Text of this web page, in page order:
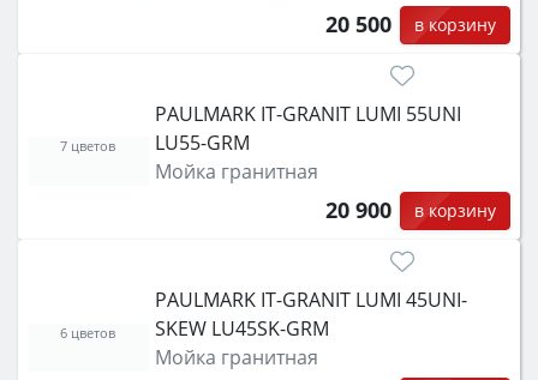
20 500 в корзину
PAULMARK IT-GRANIT LUMI 55UNI
LU55-GRM
Мойка гранитная
20 900 в корзину
7 цветов
PAULMARK IT-GRANIT LUMI 45UNI-
SKEW LU45SK-GRM
Мойка гранитная
6 цветов